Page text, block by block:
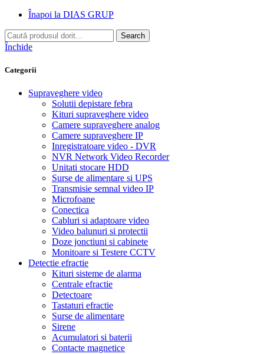
Înapoi la DIAS GRUP
Search
Închide
Categorii
Supraveghere video
Solutii depistare febra
Kituri supraveghere video
Camere supraveghere analog
Camere supraveghere IP
Inregistratoare video - DVR
NVR Network Video Recorder
Unitati stocare HDD
Surse de alimentare si UPS
Transmisie semnal video IP
Microfoane
Conectica
Cabluri si adaptoare video
Video balunuri si protectii
Doze jonctiuni si cabinete
Monitoare si Testere CCTV
Detectie efractie
Kituri sisteme de alarma
Centrale efractie
Detectoare
Tastaturi efractie
Surse de alimentare
Sirene
Acumulatori si baterii
Contacte magnetice